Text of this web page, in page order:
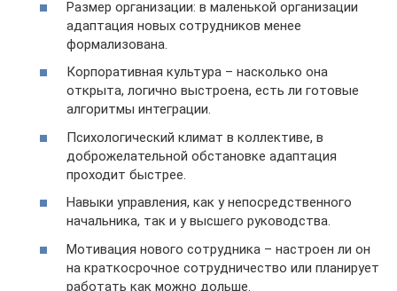
Размер организации: в маленькой организации
адаптация новых сотрудников менее
формализована.
Корпоративная культура – насколько она
открыта, логично выстроена, есть ли готовые
алгоритмы интеграции.
Психологический климат в коллективе, в
доброжелательной обстановке адаптация
проходит быстрее.
Навыки управления, как у непосредственного
начальника, так и у высшего руководства.
Мотивация нового сотрудника – настроен ли он
на краткосрочное сотрудничество или планирует
работать как можно дольше.